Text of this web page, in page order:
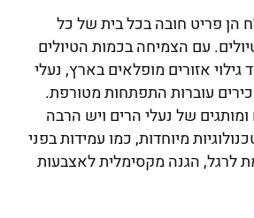
הן פריט חובה בכל בית של כל
עם הצמיחה בכמות הטיולים
גילוי אזורים מופלאים בארץ, נעלי
עוברות התפתחות מטורפת.
של נעלי הרים ויש הרבה
מיוחדות, כמו עמידות בפני
לרגל, הגנה מקסימלית לאצבעות